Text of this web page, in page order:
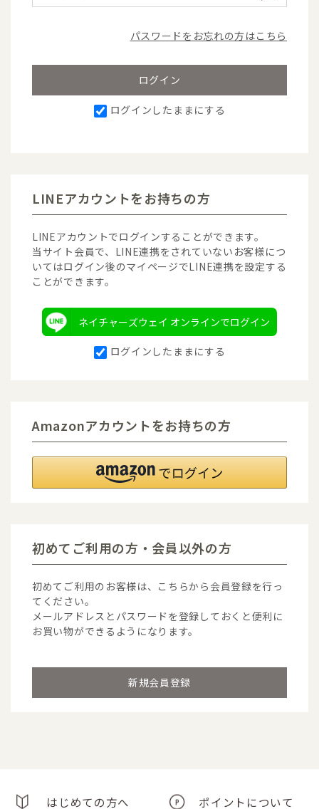
ログインしたままにする
パスワードをお忘れの方はこちら
LINEアカウントをお持ちの方
LINEアカウントでログインすることができます。
当サイト会員で、LINE連携をされていないお客様につ
いてはログイン後のマイページでLINE連携を設定する
ことができます。
ネイチャーズウェイ オンラインでログイン
ログインしたままにする
Amazonアカウントをお持ちの方
初めてご利用の方・会員以外の方
初めてご利用のお客様は、こちらから会員登録を行っ
てください。
メールアドレスとパスワードを登録しておくと便利に
お買い物ができるようになります。
はじめての方へ ポイントについて